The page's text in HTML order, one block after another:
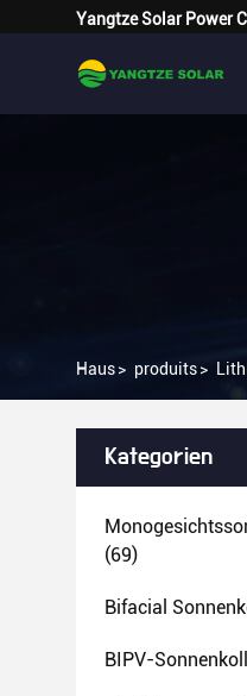
Yangtze Solar Power
Haus> produits>
Kategorien
(69)
Bifacial
BIPV-